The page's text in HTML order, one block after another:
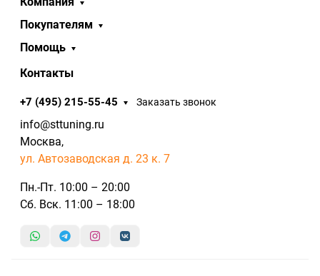
Покупателям
Помощь
Контакты
+7 (495) 215-55-45 Заказать звонок
info@sttuning.ru
Москва,
ул. Автозаводская д. 23 к. 7
Пн.-Пт. 10:00 – 20:00
Сб. Вск. 11:00 – 18:00